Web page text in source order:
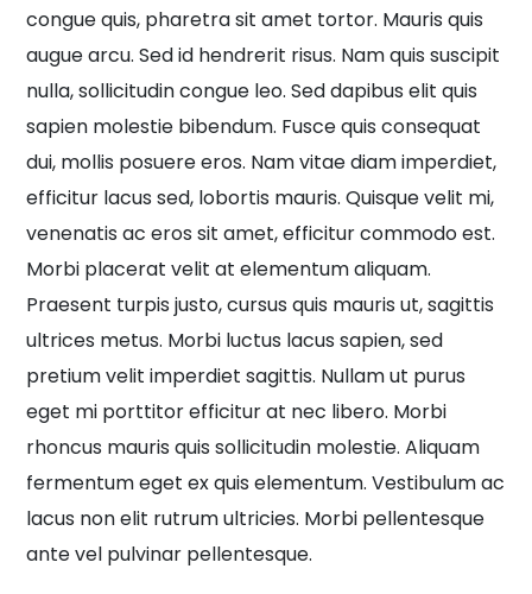
congue quis, pharetra sit amet tortor. Mauris quis
augue arcu. Sed id hendrerit risus. Nam quis suscipit
nulla, sollicitudin congue leo. Sed dapibus elit quis
sapien molestie bibendum. Fusce quis consequat
dui, mollis posuere eros. Nam vitae diam imperdiet,
efficitur lacus sed, lobortis mauris. Quisque velit mi,
venenatis ac eros sit amet, efficitur commodo est.
Morbi placerat velit at elementum aliquam.
Praesent turpis justo, cursus quis mauris ut, sagittis
ultrices metus. Morbi luctus lacus sapien, sed
pretium velit imperdiet sagittis. Nullam ut purus
eget mi porttitor efficitur at nec libero. Morbi
rhoncus mauris quis sollicitudin molestie. Aliquam
fermentum eget ex quis elementum. Vestibulum ac
lacus non elit rutrum ultricies. Morbi pellentesque
ante vel pulvinar pellentesque.